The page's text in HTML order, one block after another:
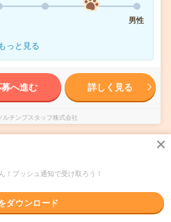
男性
もっと見る
へ進む 詳しく見る
ルテンプスタッフ株式会社
【高時給1550円】派遣
！カンタン事務
！プッシュ通知で受け取ろう！
ダウンロード